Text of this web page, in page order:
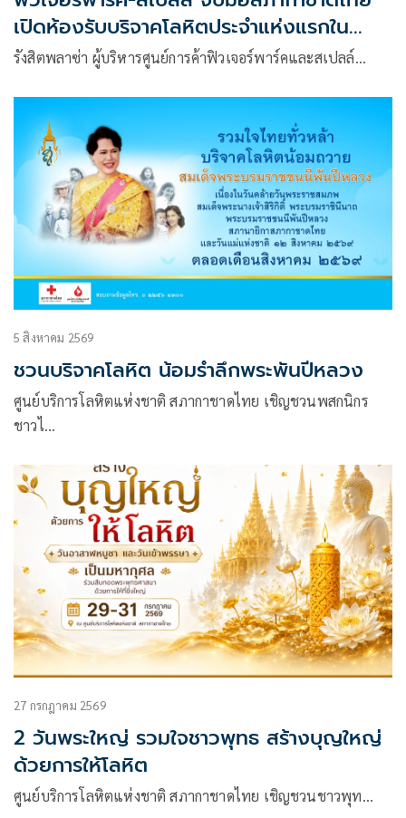
เปิดห้องรับบริจาคโลหิตประจำแห่งแรกใน
ศูนย์การค้าปทุมธานี
รังสิตพลาซ่า ผู้บริหารศูนย์การค้าฟิวเจอร์พาร์คและสเปลล์…
5 สิงหาคม 2569
ชวนบริจาคโลหิต น้อมรำลึกพระพันปีหลวง
ศูนย์บริการโลหิตแห่งชาติ สภากาชาดไทย เชิญชวนพสกนิกร
ชาวไ…
27 กรกฎาคม 2569
2 วันพระใหญ่ รวมใจชาวพุทธ สร้างบุญใหญ่
ด้วยการให้โลหิต
ศูนย์บริการโลหิตแห่งชาติ สภากาชาดไทย เชิญชวนชาวพุท…